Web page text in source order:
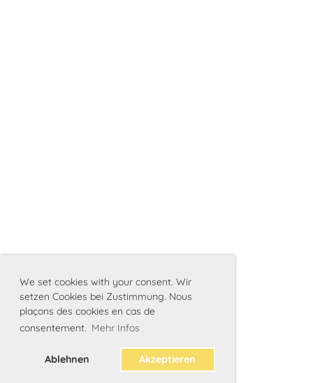
We set cookies with your consent. Wir
setzen Cookies bei Zustimmung. Nous
plaçons des cookies en cas de
consentement. Mehr Infos
Ablehnen Akzeptieren